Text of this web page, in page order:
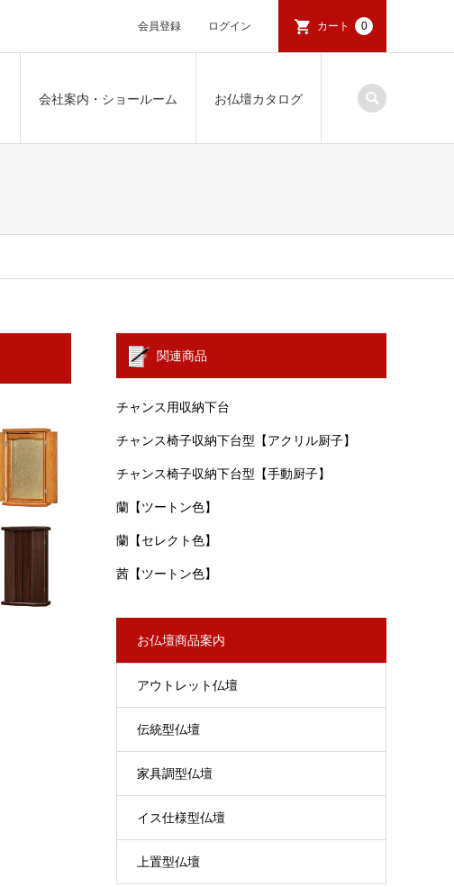
会員登録 ログイン カート 0
会社案内・ショールーム お仏壇カタログ
関連商品
チャンス用収納下台
チャンス椅子収納下台型【アクリル厨子】
チャンス椅子収納下台型【手動厨子】
蘭【ツートン色】
蘭【セレクト色】
茜【ツートン色】
お仏壇商品案内
アウトレット仏壇
伝統型仏壇
家具調型仏壇
イス仕様型仏壇
上置型仏壇